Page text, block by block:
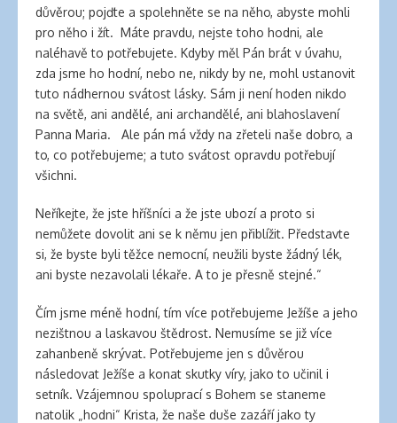
důvěrou; pojďte a spolehněte se na něho, abyste mohli
pro něho i žít. Máte pravdu, nejste toho hodni, ale
naléhavě to potřebujete. Kdyby měl Pán brát v úvahu,
zda jsme ho hodní, nebo ne, nikdy by ne, mohl ustanovit
tuto nádhernou svátost lásky. Sám ji není hoden nikdo
na světě, ani andělé, ani archandělé, ani blahoslavení
Panna Maria. Ale pán má vždy na zřeteli naše dobro, a
to, co potřebujeme; a tuto svátost opravdu potřebují
všichni.
Neříkejte, že jste hříšníci a že jste ubozí a proto si
nemůžete dovolit ani se k němu jen přiblížit. Představte
si, že byste byli těžce nemocní, neužili byste žádný lék,
ani byste nezavolali lékaře. A to je přesně stejné.“
Čím jsme méně hodní, tím více potřebujeme Ježíše a jeho
nezištnou a laskavou štědrost. Nemusíme se již více
zahanbeně skrývat. Potřebujeme jen s důvěrou
následovat Ježíše a konat skutky víry, jako to učinil i
setník. Vzájemnou spoluprací s Bohem se staneme
natolik „hodni“ Krista, že naše duše zazáří jako ty